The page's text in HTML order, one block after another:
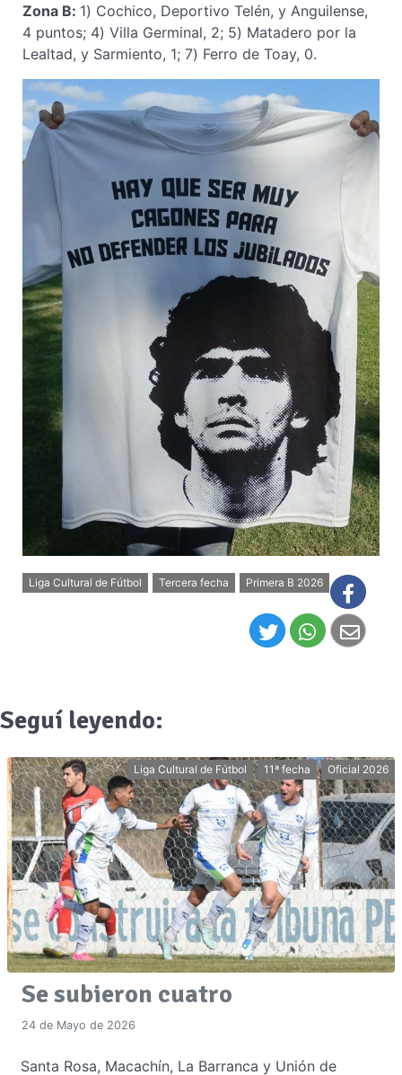
Zona B: 1) Cochico, Deportivo Telén, y Anguilense,
4 puntos; 4) Villa Germinal, 2; 5) Matadero por la
Lealtad, y Sarmiento, 1; 7) Ferro de Toay, 0.
Liga Cultural de Fútbol Tercera fecha Primera B 2026
Seguí leyendo:
Liga Cultural de Fútbol 11ª fecha Oficial 2026
Se subieron cuatro
24 de Mayo de 2026
Santa Rosa, Macachín, La Barranca y Unión de